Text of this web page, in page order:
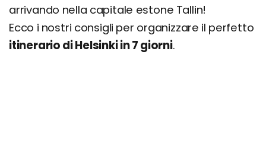
arrivando nella capitale estone Tallin!
Ecco i nostri consigli per organizzare il perfetto
itinerario di Helsinki in 7 giorni.